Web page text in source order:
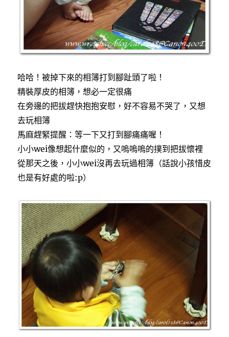
哈哈！被掉下來的相簿打到腳趾頭了啦！
精裝厚皮的相簿，想必一定很痛
在旁邊的把拔趕快抱抱安慰，好不容易不哭了，又想
去玩相簿
馬麻趕緊提醒：等一下又打到腳痛痛喔！
小小wei像想起什麼似的，又嗚嗚嗚的撲到把拔懷裡
從那天之後，小小wei沒再去玩過相簿（話說小孩惜皮
也是有好處的啦:p）